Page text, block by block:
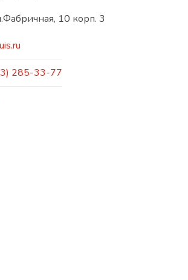
10 корп. 3
285-33-77